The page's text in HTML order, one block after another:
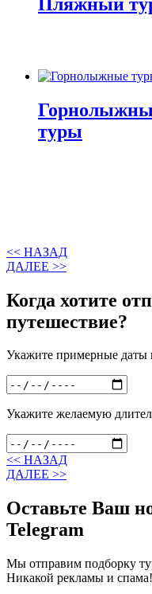
туры
<< НАЗАД
ДАЛЕЕ >>
Когда хотите
путешествие?
Укажите примерные даты
Укажите желаемую
<< НАЗАД
ДАЛЕЕ >>
Оставьте Ваш
Telegram
Мы отправим подборку
Никакой рекламы и спама!